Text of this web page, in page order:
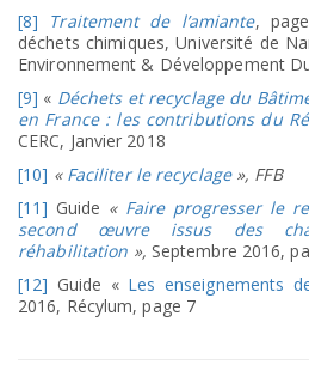
[8]
Traitement de l’amiante,
déchets chimiques, Université de
Environnement & Développement
[9] « Déchets et recyclage du
en France : les contributions du
CERC, Janvier 2018
[10] « Faciliter le recyclage», FFB
[11] Guide « Faire progresser le
second œuvre issus des
réhabilitation », Septembre 2016,
[12] Guide « Les enseignements
2016, Récylum, page 7